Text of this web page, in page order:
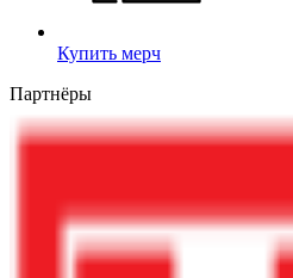
Купить мерч
Партнёры